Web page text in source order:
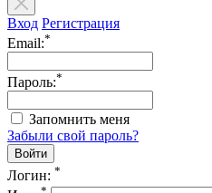
Вход Регистрация
Email:*
Пароль:*
Запомнить меня
Забыли свой пароль?
Логин: *